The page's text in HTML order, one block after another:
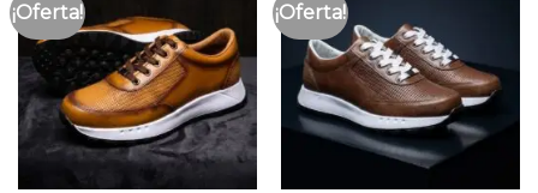
¡Oferta!
a la
lista
de
deseos
¡Oferta!
de
deseos